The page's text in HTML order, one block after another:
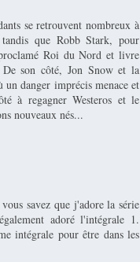
se retrouvent nombreux à
que Robb Stark, pour
Roi du Nord et livre
son côté, Jon Snow et la
danger imprécis menace et
à regagner Westeros et le
nouveaux nés...
savez que j'adore la série
adoré l'intégrale 1.
intégrale pour être dans les